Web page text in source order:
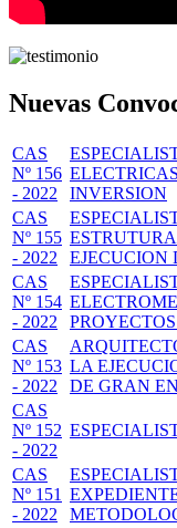
Nuevas
CAS
Nº 156
- 2022
INVERSION
CAS
Nº 155
- 2022
EJECUCION
CAS
Nº 154
- 2022
CAS
Nº 153
- 2022
LA
DE GRAN
CAS
Nº 152
- 2022
CAS
Nº 151
- 2022